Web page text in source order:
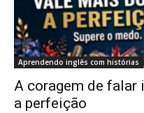
Aprendendo inglês com histórias
A coragem de falar
a perfeição